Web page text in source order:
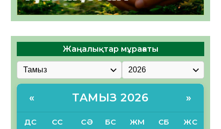
Жаңалықтар мұрағаты
« ТАМЫЗ 2026 »
ДС СС СӘ БС ЖМ СБ ЖС